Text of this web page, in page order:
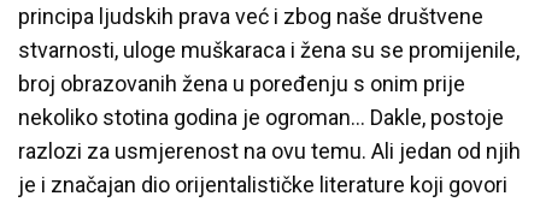
principa ljudskih prava već i zbog naše društvene
stvarnosti, uloge muškaraca i žena su se promijenile,
broj obrazovanih žena u poređenju s onim prije
nekoliko stotina godina je ogroman… Dakle, postoje
razlozi za usmjerenost na ovu temu. Ali jedan od njih
je i značajan dio orijentalističke literature koji govori